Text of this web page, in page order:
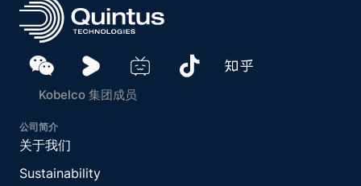
Kobelco 集团成员
公司简介
关于我们
Sustainability